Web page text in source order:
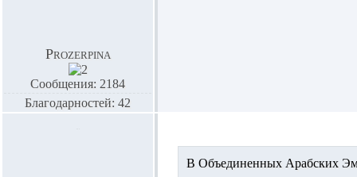
Prozerpina
Сообщения: 2184
Благодарностей: 42
В Объединенных Арабских